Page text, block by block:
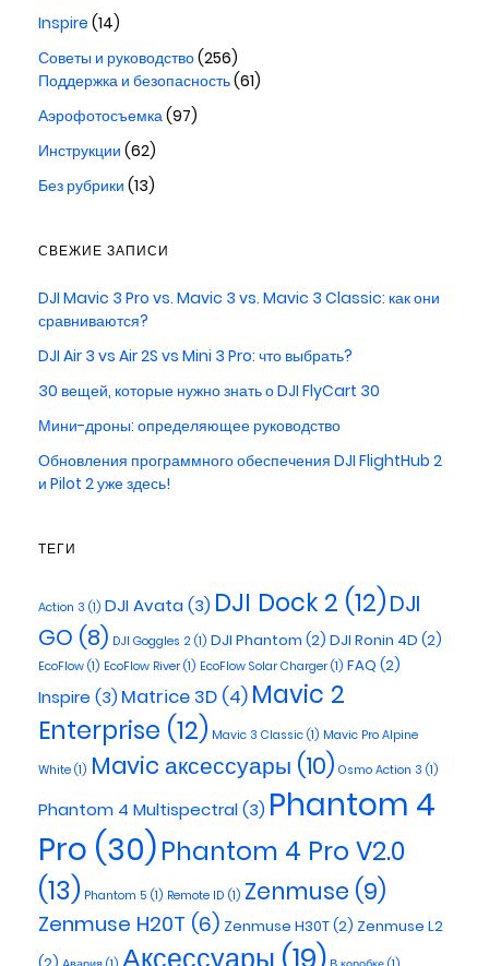
Inspire (14)
Советы и руководство(256)
Поддержка и безопасность(61)
Аэрофотосъемка(97)
Инструкции (62)
Без рубрики (13)
СВЕЖИЕ ЗАПИСИ
DJI Mavic 3 Pro vs. Mavic 3 vs. Mavic 3 Classic: как они
сравниваются?
DJI Air 3 vs Air 2S vs Mini 3 Pro: что выбрать?
30 вещей, которые нужно знать о DJI FlyCart 30
Мини-дроны: определяющее руководство
Обновления программного обеспечения DJI FlightHub 2
и Pilot 2 уже здесь!
ТЕГИ
Action 3 (1) DJI Avata(3) DJI Dock 2 (12)DJI
GO (8) DJI Goggles 2 (1) DJI Phantom (2) DJI Ronin 4D (2)
EcoFlow (1) EcoFlow River(1) EcoFlow Solar Charger(1) FAQ (2)
Inspire (3) Matrice 3D (4) Mavic 2
Enterprise (12) Mavic 3 Classic (1) Mavic Pro Alpine
White (1) Mavic аксессуары (10) Osmo Action 3 (1)
Phantom 4 Multispectral(3) Phantom 4
Pro (30)Phantom 4 Pro V2.0
(13) Phantom 5 (1) Remote ID (1) Zenmuse (9)
Zenmuse H20T (6) Zenmuse H30T(2) Zenmuse L2